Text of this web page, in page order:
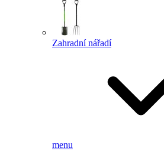
Zahradní nářadí
menu